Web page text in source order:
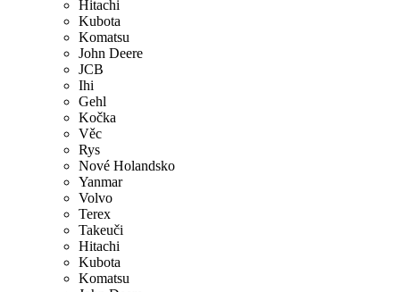
Hitachi
Kubota
Komatsu
John Deere
JCB
Ihi
Gehl
Kočka
Věc
Rys
Nové Holandsko
Yanmar
Volvo
Terex
Takeuči
Hitachi
Kubota
Komatsu